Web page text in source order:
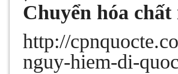
Chuyển hóa
http://
nguy-hiem-di-